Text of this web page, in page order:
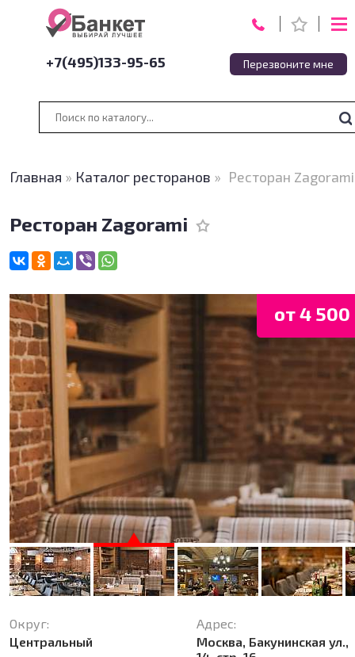
+7(495)133-95-65 Перезвоните мне
Главная » Каталог ресторанов » Ресторан Zagorami
Ресторан Zagorami
от 4 500
Округ:
Центральный
Адрес:
Москва, Бакунинская ул.,